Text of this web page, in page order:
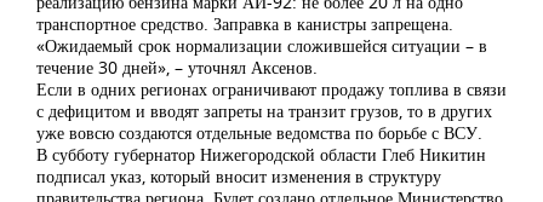
транспортное средство. Заправка в канистры запрещена.
«Ожидаемый срок нормализации сложившейся ситуации – в
течение 30 дней», – уточнял Аксенов.
Если в одних регионах ограничивают продажу топлива в связи
с дефицитом и вводят запреты на транзит грузов, то в других
уже вовсю создаются отдельные ведомства по борьбе с ВСУ.
В субботу губернатор Нижегородской области Глеб Никитин
подписал указ, который вносит изменения в структуру